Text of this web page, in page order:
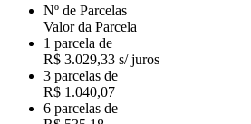
Nº de Parcelas
Valor da Parcela
1 parcela de
R$ 3.029,33 s/ juros
3 parcelas de
R$ 1.040,07
6 parcelas de